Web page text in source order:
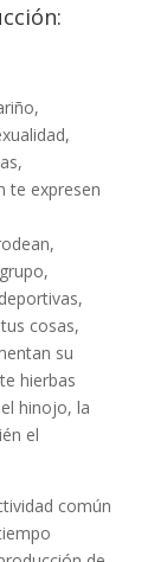
te expresen
cosas,
su
hierbas
hinojo, la
el
común